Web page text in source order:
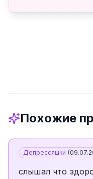
Похожие
Депрессяшки (
слышал что